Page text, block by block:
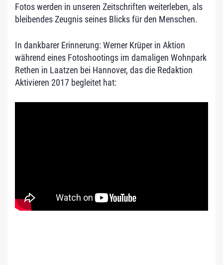
Fotos werden in unseren Zeitschriften weiterleben, als
bleibendes Zeugnis seines Blicks für den Menschen.
In dankbarer Erinnerung: Werner Krüper in Aktion
während eines Fotoshootings im damaligen Wohnpark
Rethen in Laatzen bei Hannover, das die Redaktion
Aktivieren 2017 begleitet hat: